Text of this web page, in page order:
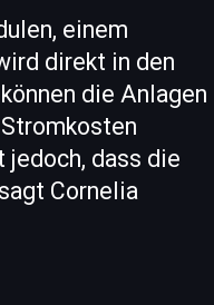
einem
direkt in den
die Anlagen
dass die
Cornelia